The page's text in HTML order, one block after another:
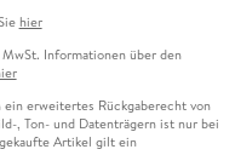
hier
Informationen über den
erweitertes Rückgaberecht von
, Ton- und Datenträgern ist nur bei
Artikel gilt ein